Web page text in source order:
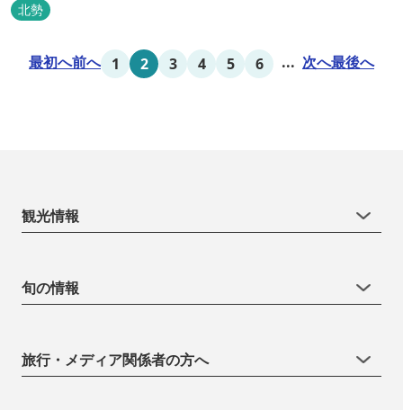
北勢
最初へ前へ 1 2 3 4 5 6 ... 次へ最後へ
観光情報
旬の情報
旅行・メディア関係者の方へ